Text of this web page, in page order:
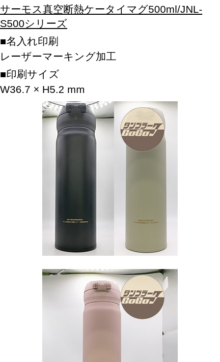
サーモス真空断熱ケータイマグ500ml/JNL-
S500シリーズ
名入れ印刷
レーザーマーキング加工
印刷サイズ
W36.7 × H5.2 mm